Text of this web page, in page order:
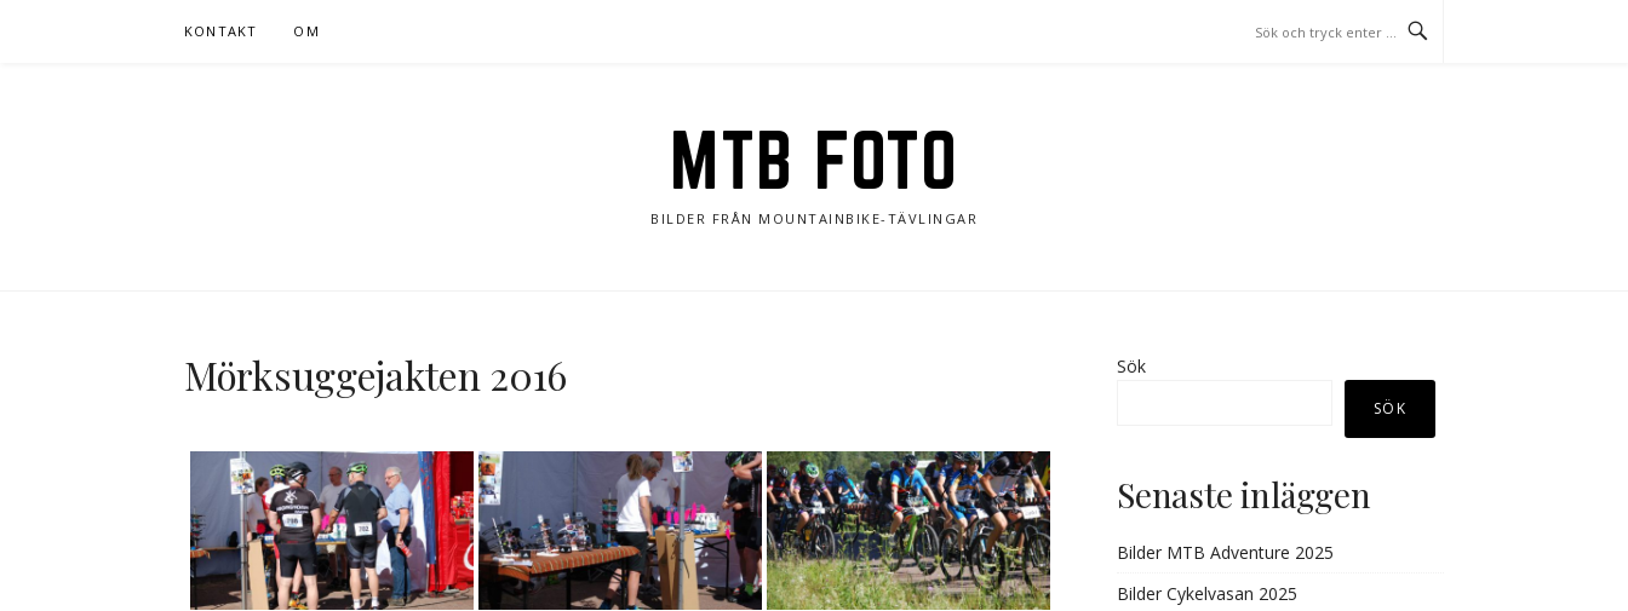
KONTAKT OM
MTB FOTO
BILDER FRÅN MOUNTAINBIKE-TÄVLINGAR
Mörksuggejakten 2016 Sök
SÖK
Senaste inläggen
Bilder MTB Adventure 2025
Bilder Cykelvasan 2025